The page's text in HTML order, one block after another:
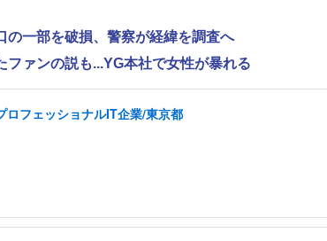
の一部を破損、警察が経緯を調査へ
ァンの説も...YG本社で女性が暴れる
ロフェッショナルIT企業/東京都